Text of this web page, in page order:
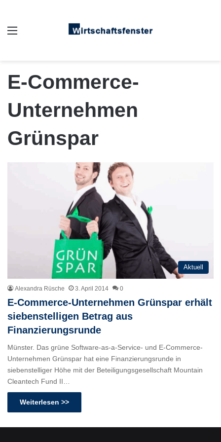
E-Commerce-
Unternehmen
Grünspar
Aktuell
Alexandra Rüsche 3. April 2014 0
E-Commerce-Unternehmen Grünspar erhält
siebenstelligen Betrag aus
Finanzierungsrunde
Münster. Das grüne Software-as-a-Service- und E-Commerce-
Unternehmen Grünspar hat eine Finanzierungsrunde in
siebenstelliger Höhe mit der Beteiligungsgesellschaft Mountain
Cleantech Fund II…
Weiterlesen >>